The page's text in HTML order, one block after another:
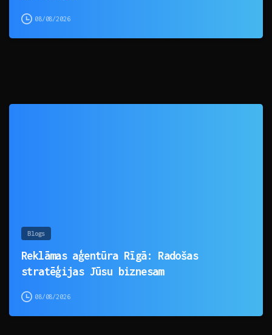
08/08/2026
Blogs
Reklāmas aģentūra Rīgā: Radošas
stratēģijas Jūsu biznesam
08/08/2026